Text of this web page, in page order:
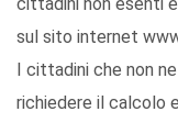
cittadini non esenti
sul sito internet
I cittadini che non
richiedere il calcolo